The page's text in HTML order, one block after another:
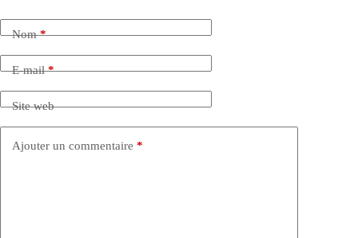
Nom*
E-mail*
Site web
Ajouter un commentaire *